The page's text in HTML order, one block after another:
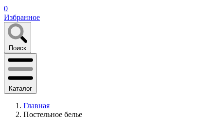
0
Избранное
Поиск
Каталог
Главная
Постельное белье